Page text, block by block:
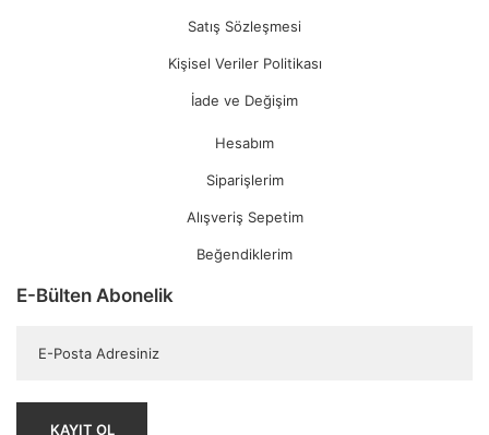
Satış Sözleşmesi
Kişisel Veriler Politikası
İade ve Değişim
Hesabım
Siparişlerim
Alışveriş Sepetim
Beğendiklerim
E-Bülten Abonelik
KAYIT OL